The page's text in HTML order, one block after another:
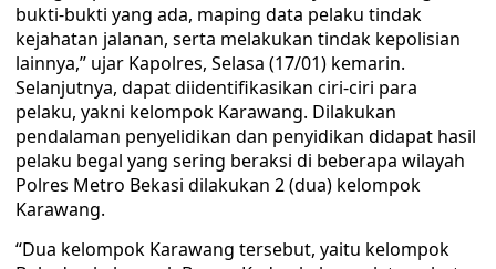
bukti-bukti yang ada, maping data pelaku tindak
kejahatan jalanan, serta melakukan tindak kepolisian
lainnya,” ujar Kapolres, Selasa (17/01) kemarin.
Selanjutnya, dapat diidentifikasikan ciri-ciri para
pelaku, yakni kelompok Karawang. Dilakukan
pendalaman penyelidikan dan penyidikan didapat hasil
pelaku begal yang sering beraksi di beberapa wilayah
Polres Metro Bekasi dilakukan 2 (dua) kelompok
Karawang.
“Dua kelompok Karawang tersebut, yaitu kelompok